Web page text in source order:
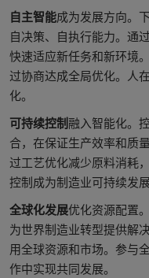
自主智能成为发展方向。
自决策、自执行能力。通
快速适应新任务和新环境
过协商达成全局优化。人
化。
可持续控制 融入智能化。
合，在保证生产效率和质
过工艺优化减少原料消耗
控制成为制造业可持续发
全球化发展优化资源配置
为世界制造业转型提供解
用全球资源和市场。参与
作中实现共同发展。